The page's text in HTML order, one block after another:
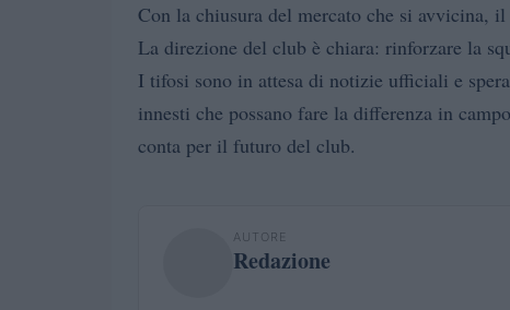
Con la chiusura del mercato che si avvicina,
La direzione del club è chiara: rinforzare la
I tifosi sono in attesa di notizie ufficiali e
innesti che possano fare la differenza in
conta per il futuro del club.
AUTORE
Redazione